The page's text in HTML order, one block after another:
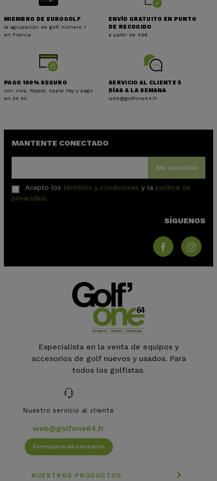
MIEMBRO DE EUROGOLF
la agrupación de golf número 1
en Francia
ENVÍO GRATUITO EN PUNTO
DE RECOGIDO
a partir de 49€
PAGO 100% SEGURO
con Visa, Paypal, Apple Pay y pago
en 3X 4X
SERVICIO AL CLIENTE 5
DÍAS A LA SEMANA
web@golfone64.fr
MANTENTE CONECTADO
Me suscribo
Acepto los términos y condiciones y la política de
privacidad.
SÍGUENOS
Especialista en la venta de equipos y
accesorios de golf nuevos y usados. Para
todos los golfistas.
Nuestro servicio al cliente
web@golfone64.fr
Formulario de contacto
NUESTROS PRODUCTOS